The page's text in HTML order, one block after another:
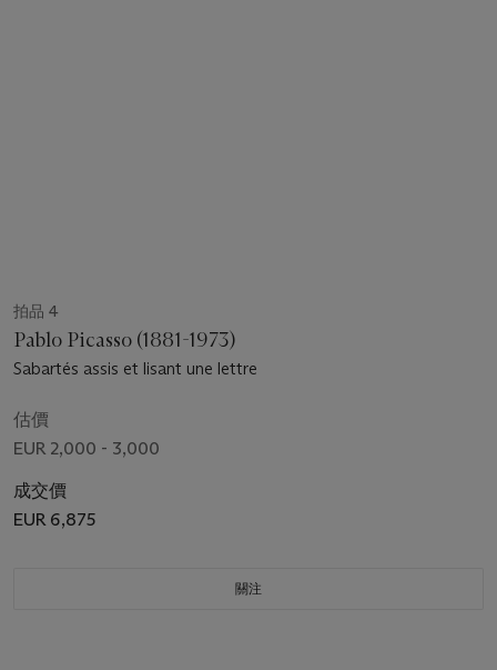
拍品 4
Pablo Picasso (1881-1973)
Sabartés assis et lisant une lettre
估價
EUR 2,000 - 3,000
成交價
EUR 6,875
關注